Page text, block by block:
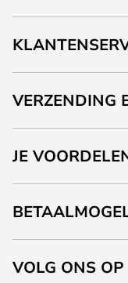
VERZENDING
JE
VOLG ONS OP